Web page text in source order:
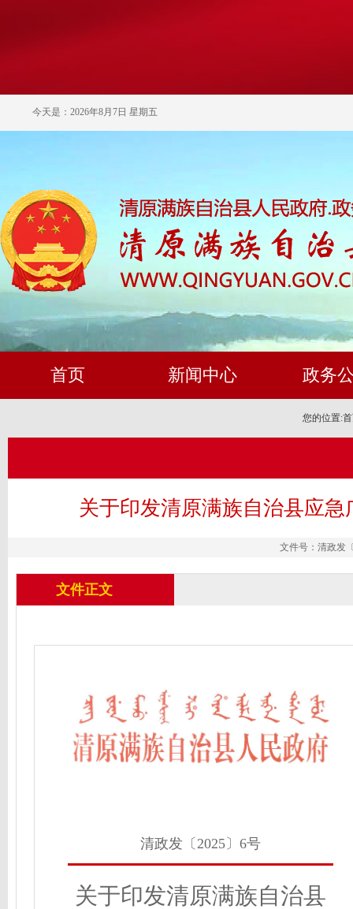
今天是：2026年8月7日 星期五
首页 新闻中心 政务
您的位置:
关于印发清原满族自治县应
文件号：清政发
文件正文
清政发〔2025〕6号
关于印发清原满族自治县